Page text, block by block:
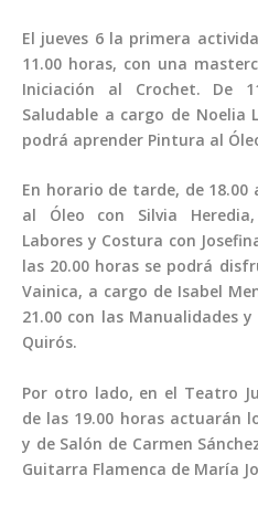
El jueves 6 la primera
11.00 horas, con una
Iniciación al Crochet. De
Saludable a cargo de Noelia
podrá aprender Pintura al
En horario de tarde, de
al Óleo con Silvia
Labores y Costura con
las 20.00 horas se podrá
Vainica, a cargo de Isabel
21.00 con las Manualidades
Quirós.
Por otro lado, en el Teatro
de las 19.00 horas actuarán
y de Salón de Carmen
Guitarra Flamenca de María